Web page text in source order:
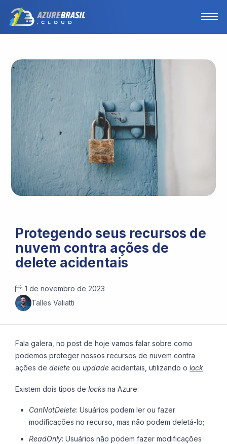
Protegendo seus recursos de
nuvem contra ações de
delete acidentais
1 de novembro de 2023
Talles Valiatti
Fala galera, no post de hoje vamos falar sobre como
podemos proteger nossos recursos de nuvem contra
ações de delete ou updade acidentais, utilizando o lock.
Existem dois tipos de locks na Azure:
CanNotDelete: Usuários podem ler ou fazer
modificações no recurso, mas não podem deletá-lo;
ReadOnly: Usuários não podem fazer modificações